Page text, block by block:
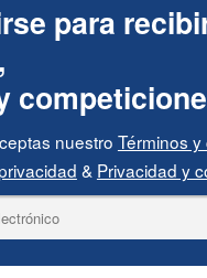
para
nuestro Términos
& Privacidad y